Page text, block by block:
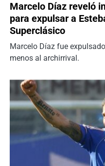
Marcelo Díaz reveló
para expulsar a
Superclásico
Marcelo Díaz fue
menos al archirrival.